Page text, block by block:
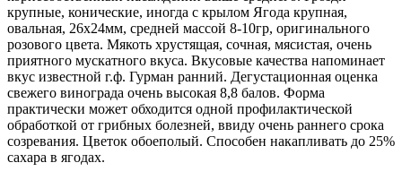
крупные, конические, иногда с крылом Ягода крупная,
овальная, 26х24мм, средней массой 8-10гр, оригинального
розового цвета. Мякоть хрустящая, сочная, мясистая, очень
приятного мускатного вкуса. Вкусовые качества напоминает
вкус известной г.ф. Гурман ранний. Дегустационная оценка
свежего винограда очень высокая 8,8 балов. Форма
практически может обходится одной профилактической
обработкой от грибных болезней, ввиду очень раннего срока
созревания. Цветок обоеполый. Способен накапливать до 25%
сахара в ягодах.